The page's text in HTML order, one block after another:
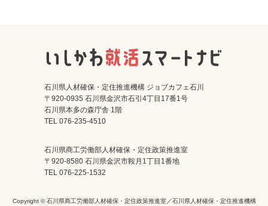
ログイン 会員登録
石川県人材確保・定住推進機構 ジョブカフェ石川
〒920-0935 石川県金沢市石引4丁目17番1号
石川県本多の森庁舎 1階
TEL 076-235-4510
石川県商工労働部人材確保・定住政策推進室
〒920-8580 石川県金沢市鞍月1丁目1番地
TEL 076-225-1532
Copyright © 石川県商工労働部人材確保・定住政策推進室／石川県人材確保・定住推進機構